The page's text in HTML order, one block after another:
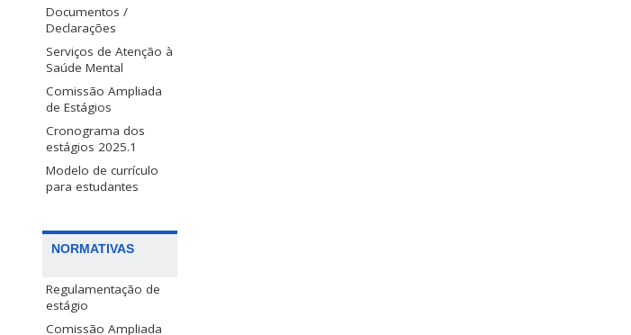
Documentos /
Declarações
Serviços de Atenção à
Saúde Mental
Comissão Ampliada
de Estágios
Cronograma dos
estágios 2025.1
Modelo de currículo
para estudantes
NORMATIVAS
Regulamentação de
estágio
Comissão Ampliada